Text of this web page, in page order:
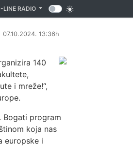
LINE RADIO
07.10.2024. 13:36h
140
i mreže!“,
Bogati program
koja nas
europske i